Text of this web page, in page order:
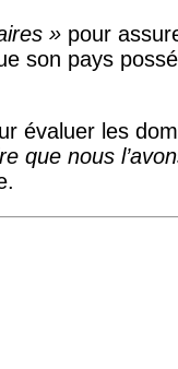
» pour
son pays
évaluer les
que nous